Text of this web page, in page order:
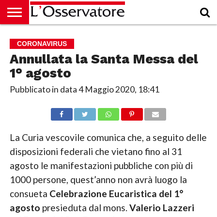
CULTURA
ECONOMIA
RUBRICHE
ARCHIVIO
PODCAST
ABBONAMENTO
CHI
SIAMO
ACCEDI
CORONAVIRUS
Annullata la Santa Messa del
1° agosto
Pubblicato in data4 Maggio 2020, 18:41
La Curia vescovile comunica che, a seguito delle
disposizioni federali che vietano fino al 31
agosto le manifestazioni pubbliche con più di
1000 persone, quest’anno non avrà luogo la
consueta Celebrazione Eucaristica del 1°
agosto presieduta dal mons.Valerio Lazzeri